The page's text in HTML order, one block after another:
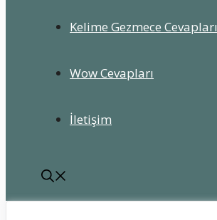
Kelime Gezmece Cevapları
Wow Cevapları
İletişim